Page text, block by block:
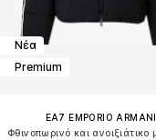
Νέα
Premium
EA7 EMPORIO ARMANI